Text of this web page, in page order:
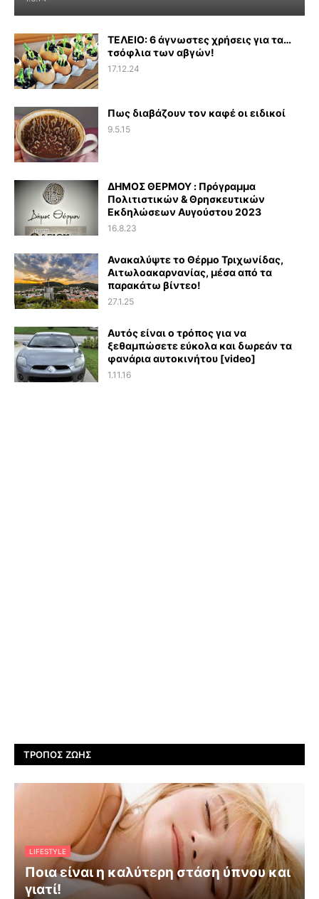
ΤΕΛΕΙΟ: 6 άγνωστες χρήσεις για τα…
τσόφλια των αβγών!
17.12.24
Πως διαβάζουν τον καφέ οι ειδικοί
9.5.15
ΔΗΜΟΣ ΘΕΡΜΟΥ : Πρόγραμμα
Πολιτιστικών & Θρησκευτικών
Εκδηλώσεων Αυγούστου 2023
16.8.23
Ανακαλύψτε το Θέρμο Τριχωνίδας,
Αιτωλοακαρνανίας, μέσα από τα
παρακάτω βίντεο!
27.1.25
Αυτός είναι ο τρόπος για να
ξεθαμπώσετε εύκολα και δωρεάν τα
φανάρια αυτοκινήτου [video]
1.11.16
ΤΡΌΠΟΣ ΖΩΉΣ
LIFESTYLE
Ποια είναι η καλύτερη στάση ύπνου και
γιατί!